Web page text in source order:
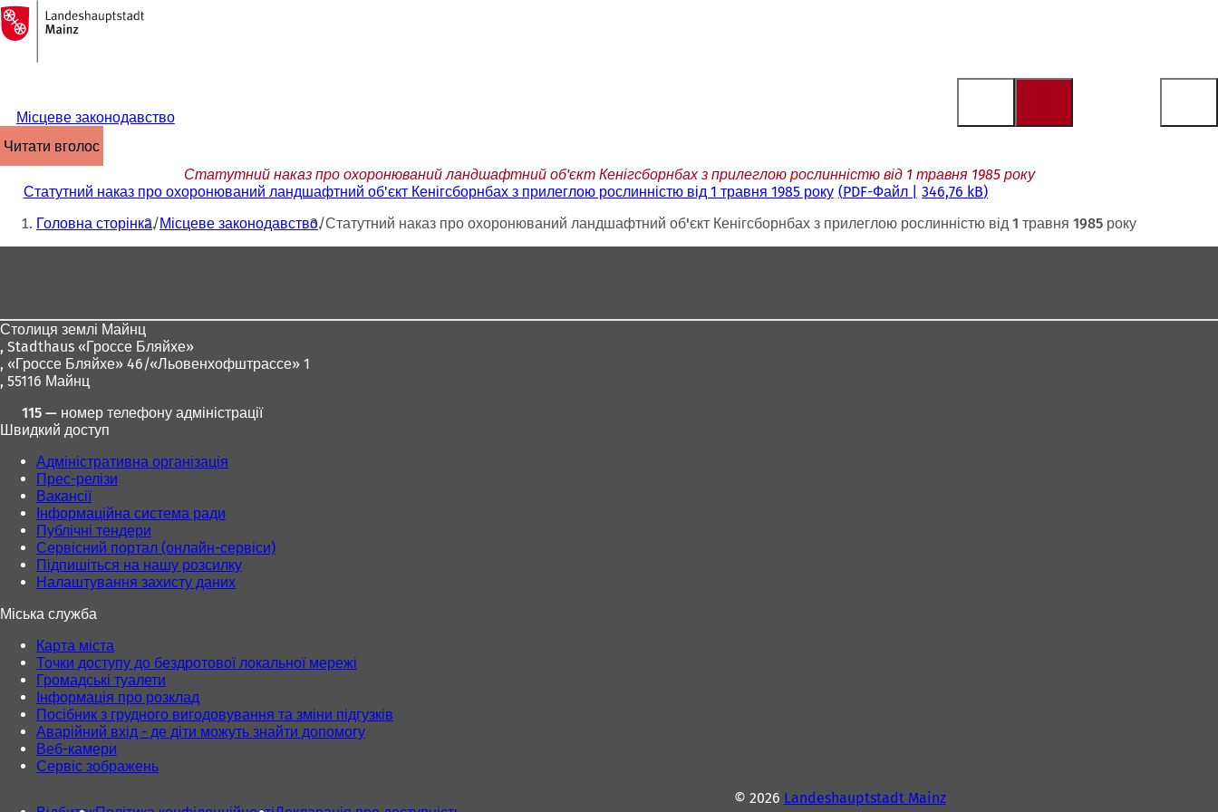
Перейти до змісту
На
головну
сторінку
Місцеве законодавство
читати вголос
Статутний наказ про охоронюваний ландшафтний об'єкт Кенігсборнбах з прилеглою рослинністю від 1 травня 1985 року
Статутний наказ про охоронюваний ландшафтний об'єкт Кенігсборнбах з прилеглою рослинністю від 1 травня 1985 року PDF-Файл 346,76 kB
Ти
тут:
Головна сторінка Місцеве законодавство Статутний наказ про охоронюваний ландшафтний об'єкт Кенігсборнбах з прилеглою рослинністю від 1 травня 1985 року
Столиця землі Майнц
, Stadthaus «Гроссе Бляйхе»
, «Гроссе Бляйхе» 46/«Льовенхофштрассе» 1
, 55116 Майнц
115 — номер телефону адміністрації
Швидкий доступ
Адміністративна організація
Прес-релізи
Вакансії
Інформаційна система ради
Публічні тендери
Сервісний портал (онлайн-сервіси)
Підпишіться на нашу розсилку
Налаштування захисту даних
Міська служба
Карта міста
Точки доступу до бездротової локальної мережі
Громадські туалети
Інформація про розклад
Посібник з грудного вигодовування та зміни підгузків
Аварійний вхід - де діти можуть знайти допомогу
Веб-камери
Сервіс зображень
© 2026 Landeshauptstadt Mainz